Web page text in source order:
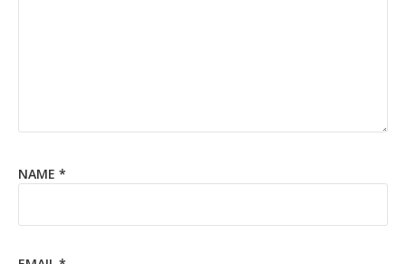
NAME *